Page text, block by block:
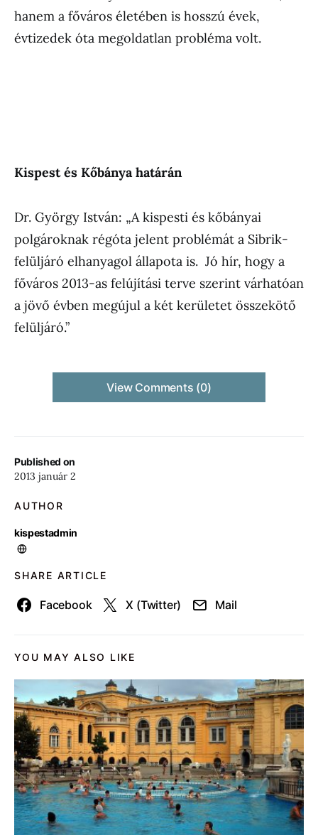
Published on
2013 január 2
AUTHOR
kispestadmin
SHARE ARTICLE
Facebook X (Twitter) Mail
hanem a főváros életében is hosszú évek,
évtizedek óta megoldatlan probléma volt.
Kispest és Kőbánya határán
Dr. György István: „A kispesti és kőbányai
polgároknak régóta jelent problémát a Sibrik-
felüljáró elhanyagol állapota is. Jó hír, hogy a
főváros 2013-as felújítási terve szerint várhatóan
a jövő évben megújul a két kerületet összekötő
felüljáró.”
View Comments (0)
YOU MAY ALSO LIKE